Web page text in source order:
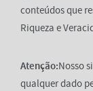
conteúdos que
Riqueza e
Atenção:Nosso
qualquer dado